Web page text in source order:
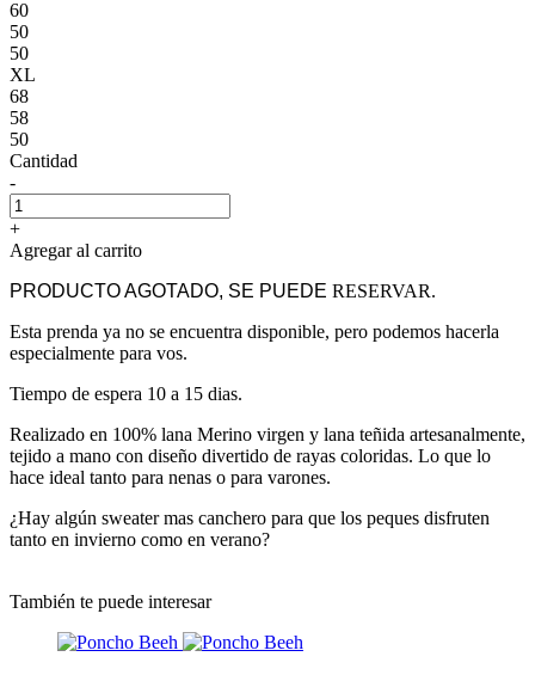
60
50
50
XL
68
58
50
Cantidad
-
+
Agregar al carrito
PRODUCTO AGOTADO, SE PUEDE RESERVAR.
Esta prenda ya no se encuentra disponible, pero podemos hacerla
especialmente para vos.
Tiempo de espera 10 a 15 dias.
Realizado en 100% lana Merino virgen y lana teñida artesanalmente,
tejido a mano con diseño divertido de rayas coloridas. Lo que lo
hace ideal tanto para nenas o para varones.
¿Hay algún sweater mas canchero para que los peques disfruten
tanto en invierno como en verano?
También te puede interesar